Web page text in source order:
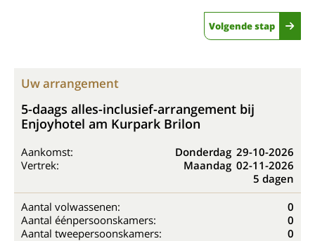
Volgende stap
Uw arrangement
5-daags alles-inclusief-arrangement bij
Enjoyhotel am Kurpark Brilon
Aankomst: Donderdag 29-10-2026
Vertrek:
Maandag 02-11-2026
5 dagen
Aantal volwassenen:
0
Aantal éénpersoonskamers:
0
Aantal tweepersoonskamers:
0